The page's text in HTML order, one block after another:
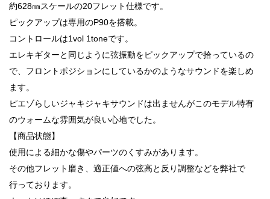
約628㎜スケールの20フレット仕様です。
ピックアップは専用のP90を搭載。
コントロールは1vol 1toneです。
エレキギターと同じように弦振動をピックアップで拾っているの
で、フロントポジションにしているかのようなサウンドを楽しめ
ます。
ピエゾらしいジャキジャキサウンドは出ませんがこのモデル特有
のウォームな雰囲気が良い心地でした。
【商品状態】
使用による細かな傷やパーツのくすみがあります。
その他フレット磨き、適正値への弦高と反り調整などを弊社で
行っております。